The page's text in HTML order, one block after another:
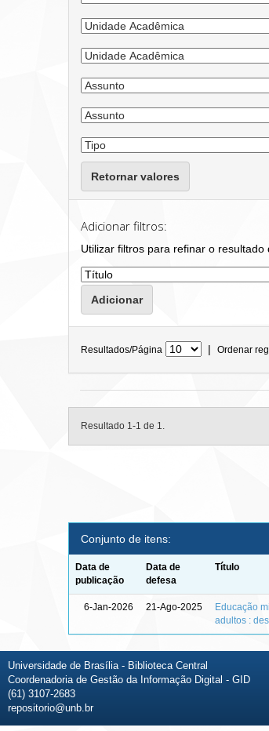
Retornar valores
Adicionar filtros:
Utilizar filtros para refinar o resultado
Resultados/Página | Ordenar
Resultado 1-1 de 1.
Conjunto de itens:
Data de
publicação
Data de
defesa
Título
6-Jan-2026 21-Ago-2025
Educação
adultos :
Universidade de Brasília - Biblioteca Central
Coordenadoria de Gestão da Informação Digital - GID
(61) 3107-2683
repositorio@unb.br